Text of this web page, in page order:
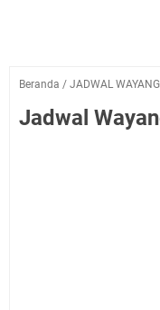
Beranda / JADWAL
Jadwal